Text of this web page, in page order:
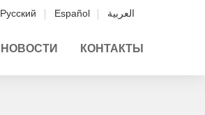
Русский Español العربية
НОВОСТИ КОНТАКТЫ